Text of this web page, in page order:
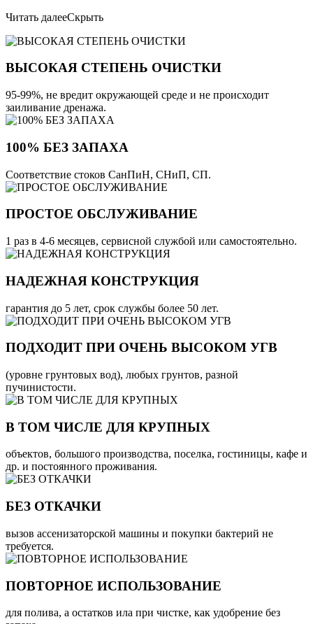
Читать далееСкрыть
ВЫСОКАЯ СТЕПЕНЬ ОЧИСТКИ
95-99%, не вредит окружающей среде и не происходит
заиливание дренажа.
100% БЕЗ ЗАПАХА
Соответствие стоков СанПиН, СНиП, СП.
ПРОСТОЕ ОБСЛУЖИВАНИЕ
1 раз в 4-6 месяцев, сервисной службой или самостоятельно.
НАДЕЖНАЯ КОНСТРУКЦИЯ
гарантия до 5 лет, срок службы более 50 лет.
ПОДХОДИТ ПРИ ОЧЕНЬ ВЫСОКОМ УГВ
(уровне грунтовых вод), любых грунтов, разной
пучинистости.
В ТОМ ЧИСЛЕ ДЛЯ КРУПНЫХ
объектов, большого производства, поселка, гостиницы, кафе и
др. и постоянного проживания.
БЕЗ ОТКАЧКИ
вызов ассенизаторской машины и покупки бактерий не
требуется.
ПОВТОРНОЕ ИСПОЛЬЗОВАНИЕ
для полива, а остатков ила при чистке, как удобрение без